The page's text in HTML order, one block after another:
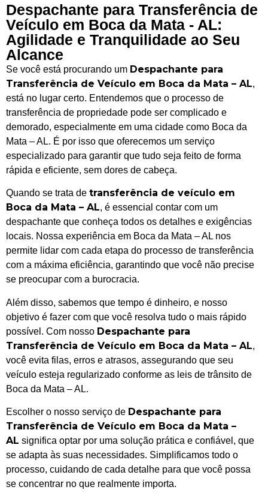
Despachante para Transferência de
Veículo em Boca da Mata - AL:
Agilidade e Tranquilidade ao Seu
Alcance
Se você está procurando um Despachante para
Transferência de Veículo em Boca da Mata – AL,
está no lugar certo. Entendemos que o processo de
transferência de propriedade pode ser complicado e
demorado, especialmente em uma cidade como Boca da
Mata – AL. É por isso que oferecemos um serviço
especializado para garantir que tudo seja feito de forma
rápida e eficiente, sem dores de cabeça.
Quando se trata de transferência de veículo em
Boca da Mata – AL, é essencial contar com um
despachante que conheça todos os detalhes e exigências
locais. Nossa experiência em Boca da Mata – AL nos
permite lidar com cada etapa do processo de transferência
com a máxima eficiência, garantindo que você não precise
se preocupar com a burocracia.
Além disso, sabemos que tempo é dinheiro, e nosso
objetivo é fazer com que você resolva tudo o mais rápido
possível. Com nosso Despachante para
Transferência de Veículo em Boca da Mata – AL,
você evita filas, erros e atrasos, assegurando que seu
veículo esteja regularizado conforme as leis de trânsito de
Boca da Mata – AL.
Escolher o nosso serviço de Despachante para
Transferência de Veículo em Boca da Mata –
AL significa optar por uma solução prática e confiável, que
se adapta às suas necessidades. Simplificamos todo o
processo, cuidando de cada detalhe para que você possa
se concentrar no que realmente importa.